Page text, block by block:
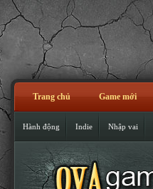
Trang chủ Game mới
Hành động Indie Nhập vai